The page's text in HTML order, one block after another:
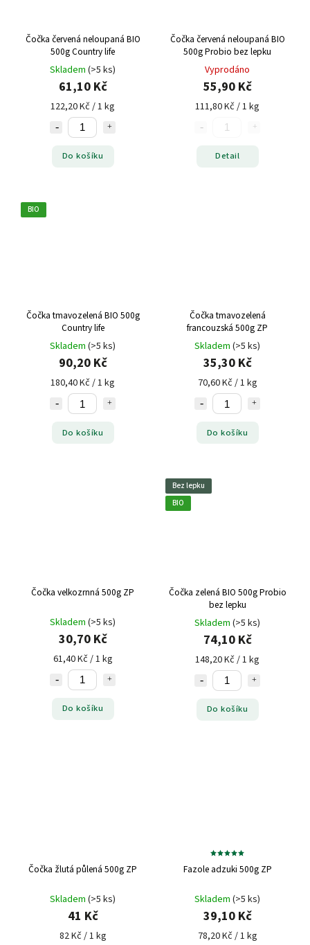
Čočka červená neloupaná BIO
500g Country life
Skladem (>5 ks)
61,10 Kč
122,20 Kč / 1 kg
Do košíku
Čočka červená neloupaná BIO
500g Probio bez lepku
Vyprodáno
55,90 Kč
111,80 Kč / 1 kg
Detail
BIO
Čočka tmavozelená BIO 500g
Country life
Skladem (>5 ks)
90,20 Kč
180,40 Kč / 1 kg
Do košíku
Čočka tmavozelená
francouzská 500g ZP
Skladem (>5 ks)
35,30 Kč
70,60 Kč / 1 kg
Do košíku
Čočka velkozrnná 500g ZP
Skladem (>5 ks)
30,70 Kč
61,40 Kč / 1 kg
Do košíku
Bez lepku
BIO
Čočka zelená BIO 500g Probio
bez lepku
Skladem (>5 ks)
74,10 Kč
148,20 Kč / 1 kg
Do košíku
Čočka žlutá půlená 500g ZP
Skladem (>5 ks)
41 Kč
82 Kč / 1 kg
Fazole adzuki 500g ZP
Skladem (>5 ks)
39,10 Kč
78,20 Kč / 1 kg